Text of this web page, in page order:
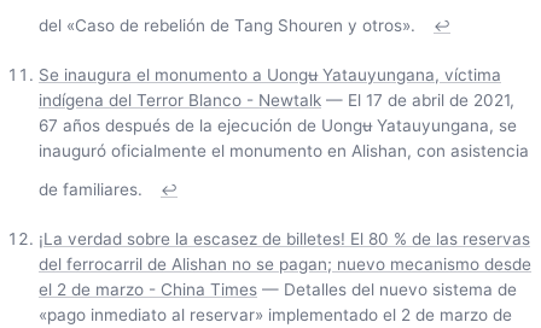
del «Caso de rebelión de Tang Shouren y otros».
↩
Se inaugura el monumento a Uongʉ Yatauyungana, víctima
indígena del Terror Blanco - Newtalk — El 17 de abril de 2021,
67 años después de la ejecución de Uongʉ Yatauyungana, se
inauguró oficialmente el monumento en Alishan, con asistencia
de familiares.
↩
¡La verdad sobre la escasez de billetes! El 80 % de las reservas
del ferrocarril de Alishan no se pagan; nuevo mecanismo desde
el 2 de marzo - China Times — Detalles del nuevo sistema de
«pago inmediato al reservar» implementado el 2 de marzo de